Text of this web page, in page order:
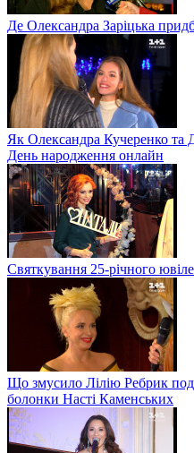
Де Олександра Заріцька
Як Олександра Кучеренко та
День народження онлайн
Святкування 25-річного
Що змусило Лілію Ребрик
болонки Насті Каменських